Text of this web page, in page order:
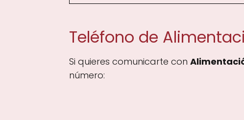
Teléfono de
Si quieres comunicarte con
número: